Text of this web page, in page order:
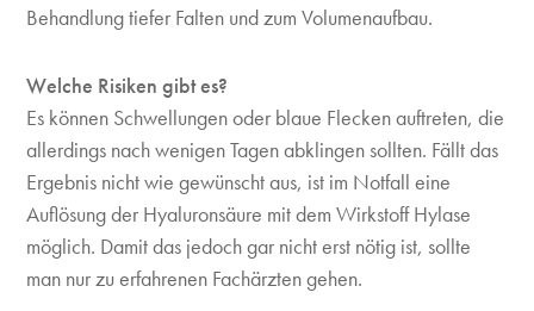
Behandlung tie­fer Falten und zum Volumenaufbau.
Welche Risiken gibt es?
Es können Schwellungen oder blaue Flecken auftreten, die
allerdings nach wenigen Tagen abklingen sollten. Fällt das
Ergebnis nicht wie gewünscht aus, ist im Notfall eine
Auflösung der Hyaluronsäure mit dem Wirkstoff Hylase
möglich. Damit das jedoch gar nicht erst nötig ist, sollte
man nur zu erfahrenen Fachärzten gehen.